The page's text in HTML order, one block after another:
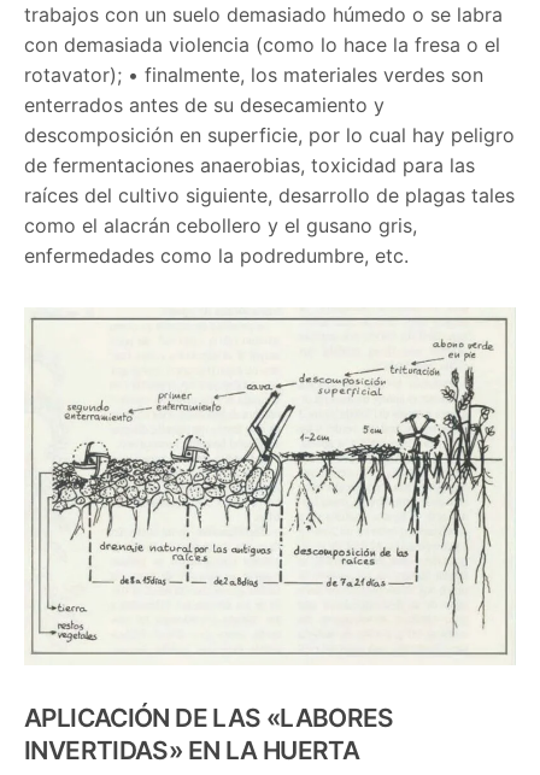
trabajos con un suelo demasiado húmedo o se labra
con demasiada violencia (como lo hace la fresa o el
rotavator); • finalmente, los materiales verdes son
enterrados antes de su desecamiento y
descomposición en superficie, por lo cual hay peligro
de fermentaciones anaerobias, toxicidad para las
raíces del cultivo siguiente, desarrollo de plagas tales
como el alacrán cebollero y el gusano gris,
enfermedades como la podredumbre, etc.
APLICACIÓN DE LAS «LABORES
INVERTIDAS» EN LA HUERTA